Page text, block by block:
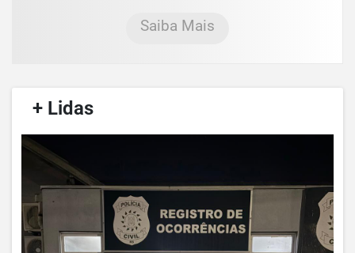
Saiba Mais
+ Lidas